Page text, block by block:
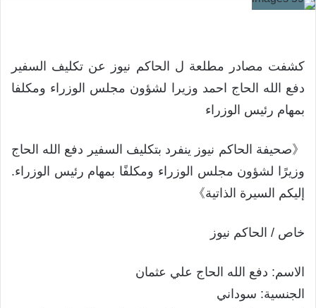
كشفت مصادر مطلعة ل الحاكم نيوز عن تكليف السفير
دفع الله الحاج احمد وزيرا لشؤون مجلس الوزراء ومكلفا
بمهام رئيس الوزراء
《صحيفة الحاكم نيوز ينفرد بتكليف السفير دفع الله الحاج
وزيرًا لشؤون مجلس الوزراء ومكلفًا بمهام رئيس الوزراء.
إليكم السيرة الذاتية》
خاص / الحاكم نيوز
الاسم: دفع الله الحاج علي عثمان
الجنسية: سوداني